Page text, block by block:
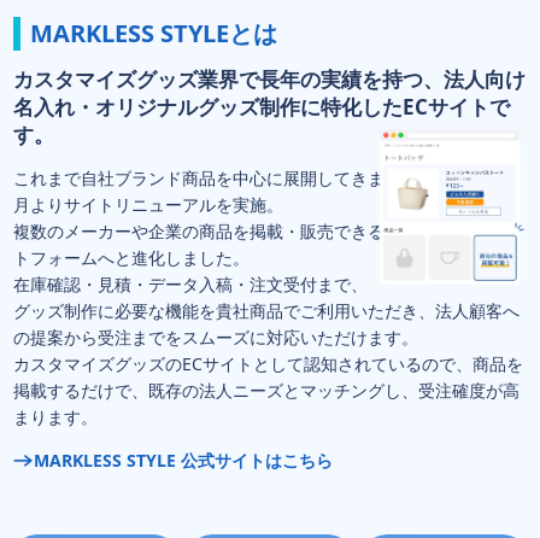
MARKLESS STYLEとは
カスタマイズグッズ業界で長年の実績を持つ、法人向け
名入れ・オリジナルグッズ制作に特化したECサイトで
す。
これまで自社ブランド商品を中心に展開してきましたが、2026年3
月よりサイトリニューアルを実施。
複数のメーカーや企業の商品を掲載・販売できるオープンECプラッ
トフォームへと進化しました。
在庫確認・見積・データ入稿・注文受付まで、
グッズ制作に必要な機能を貴社商品でご利用いただき、法人顧客へ
の提案から受注までをスムーズに対応いただけます。
カスタマイズグッズのECサイトとして認知されているので、商品を
掲載するだけで、既存の法人ニーズとマッチングし、受注確度が高
まります。
MARKLESS STYLE 公式サイトはこちら